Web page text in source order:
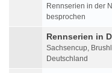
Rennserien in der
besprochen
Rennserien in
Sachsencup,
Deutschland